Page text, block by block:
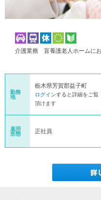
介護業務 盲養護老人ホームに
勤務
地
栃木県芳賀郡益子町
ログインすると詳細をご覧
頂けます
雇用
形態
正社員